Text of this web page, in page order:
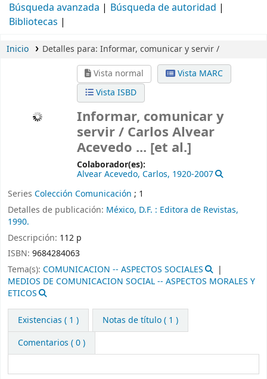
Búsqueda avanzada
Búsqueda de autoridad
Bibliotecas
Inicio Detalles para: Informar, comunicar y servir /
Vista normal
Vista MARC
Vista ISBD
Informar, comunicar y
servir / Carlos Alvear
Acevedo ... [et al.]
Colaborador(es):
Alvear Acevedo, Carlos, 1920-2007
Series Colección Comunicación ; 1
Detalles de publicación: México, D.F. : Editora de Revistas,
1990.
Descripción: 112 p
ISBN: 9684284063
Tema(s): COMUNICACION -- ASPECTOS SOCIALES
MEDIOS DE COMUNICACION SOCIAL -- ASPECTOS MORALES Y
ETICOS
Existencias ( 1 )
Notas de título ( 1 )
Comentarios ( 0 )